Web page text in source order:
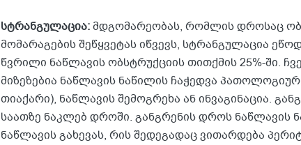
სტრანგულაცია:მდგომარეობას, რომლის დროსაც
მომარაგების შეწყვეტას იწვევს, სტრანგულაცია
წვრილი ნაწლავის ობსტრუქციის თითქმის 25%-ში.
მიზეზებია ნაწლავის ნაწილის ჩაჭედვა
თიაქარი), ნაწლავის შემოგრეხა ან ინვაგინაცია.
საათზე ნაკლებ დროში. განგრენის დროს ნაწლავის
ნაწლავის გახევას, რის შედეგადაც ვითარდება